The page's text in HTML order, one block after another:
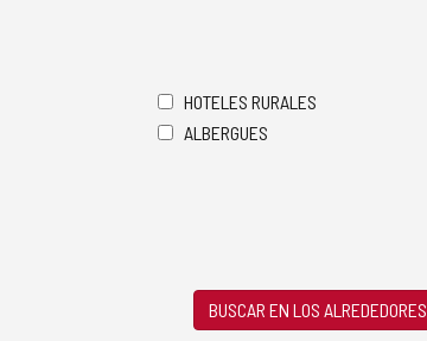
HOTELES RURALES
ALBERGUES
BUSCAR EN LOS ALREDEDORES